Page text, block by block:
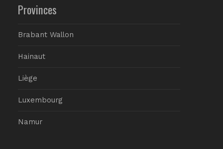
Provinces
Brabant Wallon
Hainaut
Liège
Luxembourg
Namur